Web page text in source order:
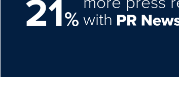
21%with